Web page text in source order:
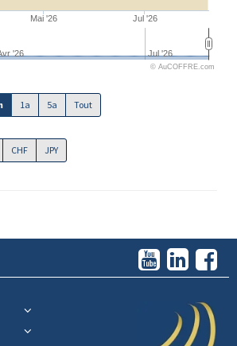
Mai '26 Jul '26
'26 Jul '26
© AuCOFFRE.com
1a 5a
Tout
CHF JPY